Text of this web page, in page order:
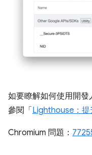
如要瞭解如何使用開發
參閱「 Lighthouse：提
Chromium 問題：